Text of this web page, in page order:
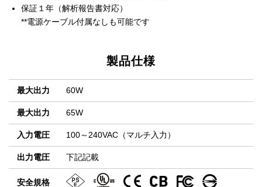
保証１年（解析報告書対応）
**電源ケーブル付属なしも可能です
製品仕様
最大出力 60W
最大出力 65W
入力電圧 100～240VAC（マルチ入力）
出力電圧 下記記載
安全規格